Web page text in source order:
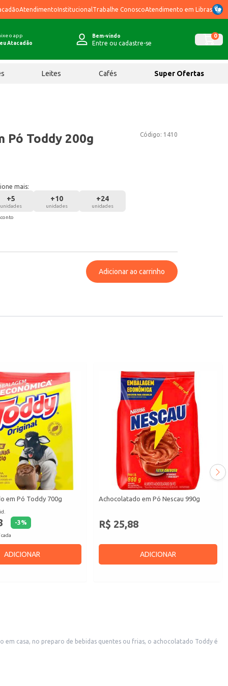
AtendimentoInstitucional Trabalhe ConoscoAtendimento em Libras
o app
Atacadão
Bem-vindo
Entre ou cadastre-se
0
Leites Cafés Super Ofertas
Código: 1410
Pó Toddy 200g
mais:
+5
unidades
+10
unidades
+24
unidades
Adicionar ao carrinho
em Pó Toddy 700g
-3%
ADICIONAR
Achocolatado em Pó Nescau 990g
R$ 25,88
ADICIONAR
casa, no preparo de bebidas quentes ou frias, o achocolatado Toddy é